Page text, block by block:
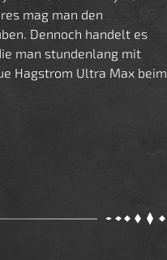
mag man den
Dennoch handelt es
man stundenlang mit
Hagstrom Ultra Max beim